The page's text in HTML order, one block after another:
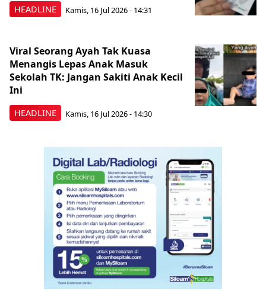
HEADLINE Kamis, 16 Jul 2026 - 14:31
HEADLINE
Viral Seorang Ayah Tak Kuasa
Menangis Lepas Anak Masuk
Sekolah TK: Jangan Sakiti Anak Kecil
Ini
Kamis, 16 Jul 2026 - 14:30